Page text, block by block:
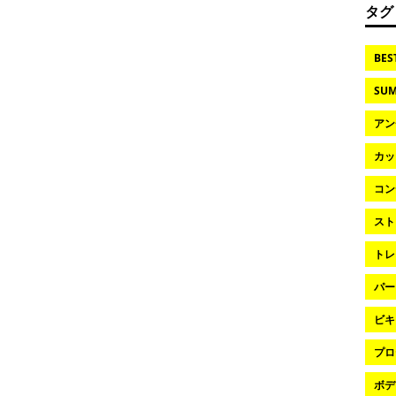
タグ
ア
カ
コ
ス
ト
パ
ビ
プ
ボ